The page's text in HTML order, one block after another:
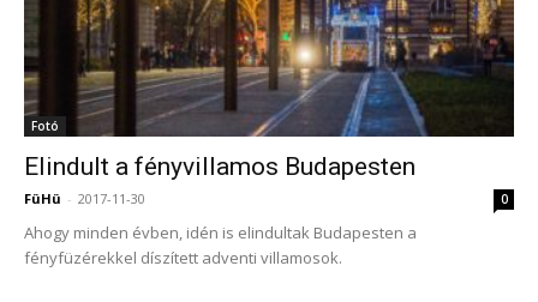
Fotó
Elindult a fényvillamos Budapesten
FüHü - 2017-11-30 0
Ahogy minden évben, idén is elindultak Budapesten a
fényfüzérekkel díszített adventi villamosok.